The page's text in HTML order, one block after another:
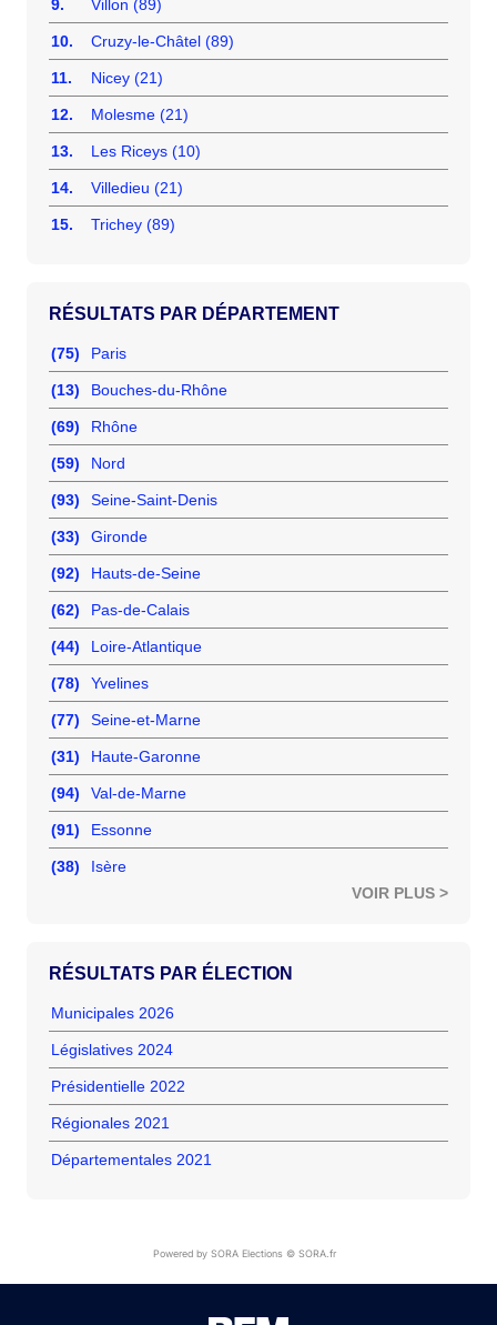
9. Villon (89)
10. Cruzy-le-Châtel (89)
11. Nicey (21)
12. Molesme (21)
13. Les Riceys (10)
14. Villedieu (21)
15. Trichey (89)
RÉSULTATS PAR DÉPARTEMENT
(75) Paris
(13) Bouches-du-Rhône
(69) Rhône
(59) Nord
(93) Seine-Saint-Denis
(33) Gironde
(92) Hauts-de-Seine
(62) Pas-de-Calais
(44) Loire-Atlantique
(78) Yvelines
(77) Seine-et-Marne
(31) Haute-Garonne
(94) Val-de-Marne
(91) Essonne
(38)
Isère
VOIR PLUS >
RÉSULTATS PAR ÉLECTION
Municipales 2026
Législatives 2024
Présidentielle 2022
Régionales 2021
Départementales 2021
Powered by SORA Elections © SORA.fr